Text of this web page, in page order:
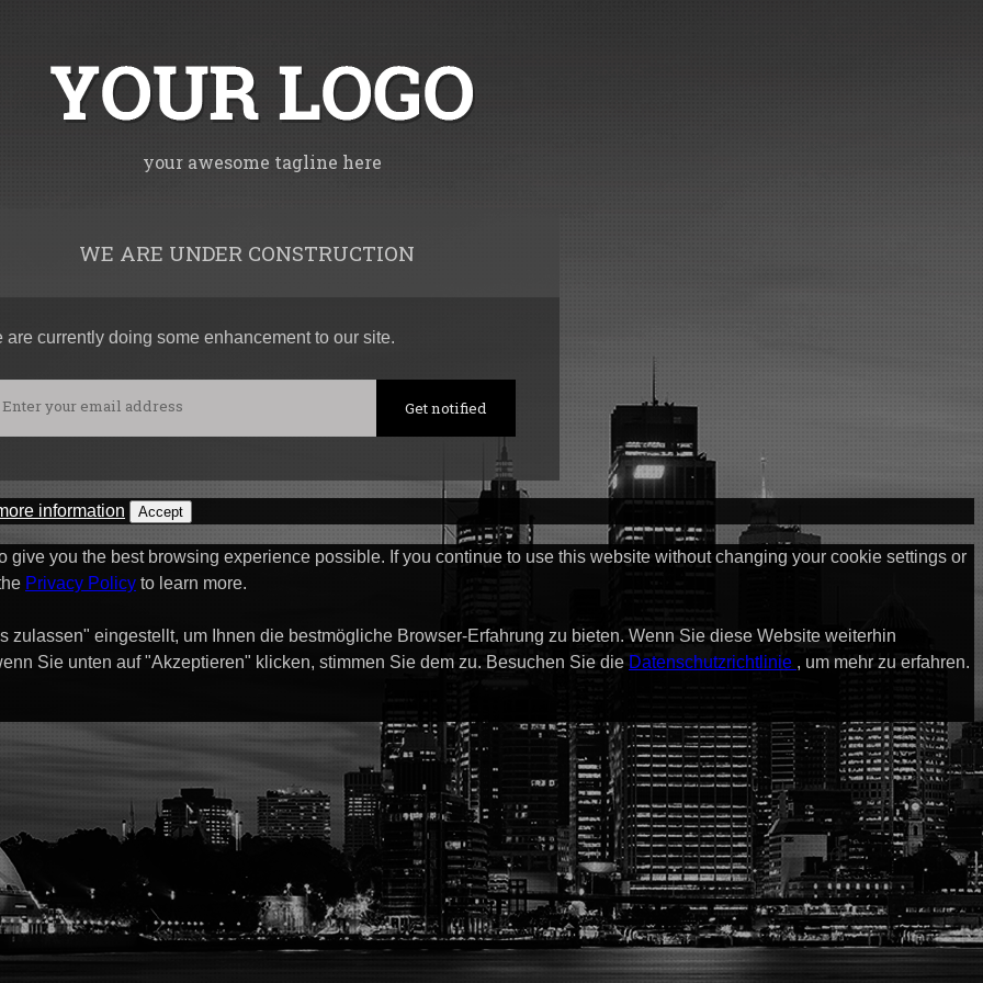
your awesome tagline here
WE ARE UNDER CONSTRUCTION
are currently doing some enhancement to our site.
information Accept
you the best browsing experience possible. If you continue to use this website without changing your cookie settings or
Privacy Policy to learn more.
eingestellt, um Ihnen die bestmögliche Browser-Erfahrung zu bieten. Wenn Sie diese Website weiterhin
Sie unten auf "Akzeptieren" klicken, stimmen Sie dem zu. Besuchen Sie die Datenschutzrichtlinie , um mehr zu erfahren.